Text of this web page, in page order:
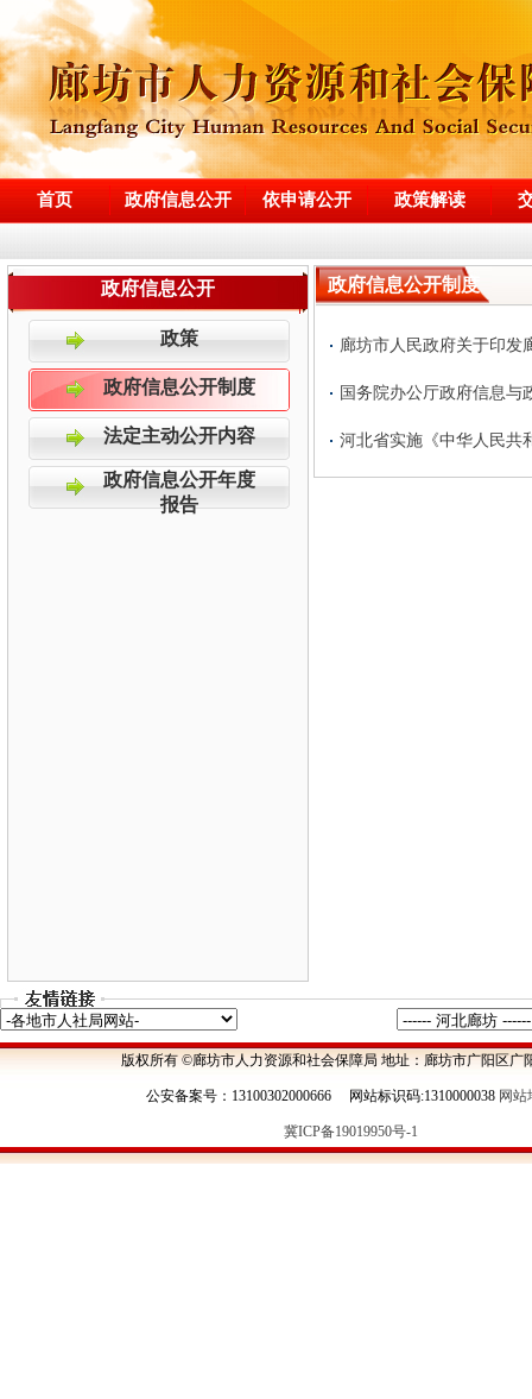
首页 政府信息公开 依申请公开 政策解读
政府信息公开
政策
政府信息公开制度
法定主动公开内容
政府信息公开年度
报告
政府信息公开制度
廊坊市人民政府关于印
国务院办公厅政府信息
河北省实施《中华人民
版权所有 ©廊坊市人力资源和社会保障局 地址：廊坊市广阳区广
公安备案号：13100302000666 网站标识码:1310000038 网站
冀ICP备19019950号-1